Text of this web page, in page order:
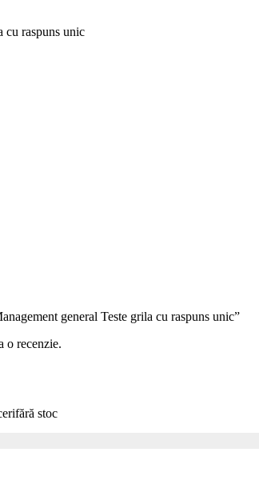
cu raspuns unic
general Teste grila cu raspuns unic”
o recenzie.
fără stoc